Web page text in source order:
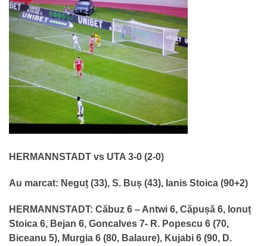
HERMANNSTADT vs UTA 3-0 (2-0)
Au marcat: Neguț (33), S. Buș (43), Ianis Stoica (90+2)
HERMANNSTADT: Căbuz 6 – Antwi 6, Căpușă 6, Ionuț
Stoica 6, Bejan 6, Goncalves 7- R. Popescu 6 (70,
Biceanu 5), Murgia 6 (80, Balaure), Kujabi 6 (90, D.